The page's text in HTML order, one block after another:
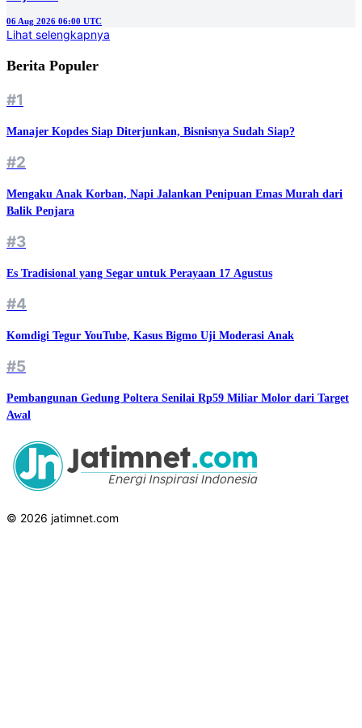
06 Aug 2026 06:00 UTC
Lihat selengkapnya
Berita Populer
#1
Manajer Kopdes Siap Diterjunkan, Bisnisnya Sudah Siap?
#2
Mengaku Anak Korban, Napi Jalankan Penipuan Emas Murah dari
Balik Penjara
#3
Es Tradisional yang Segar untuk Perayaan 17 Agustus
#4
Komdigi Tegur YouTube, Kasus Bigmo Uji Moderasi Anak
#5
Pembangunan Gedung Poltera Senilai Rp59 Miliar Molor dari Target
Awal
© 2026 jatimnet.com